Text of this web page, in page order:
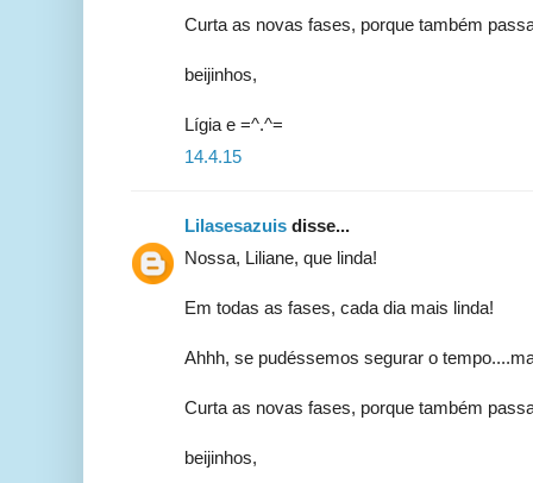
Curta as novas fases, porque também
beijinhos,
Lígia e =^.^=
14.4.15
Lilasesazuis disse...
Nossa, Liliane, que linda!
Em todas as fases, cada dia mais linda!
Ahhh, se pudéssemos segurar o
Curta as novas fases, porque também
beijinhos,